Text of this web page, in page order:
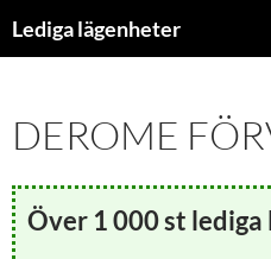
tillLediga lägenheter
DEROME
Över 1 000 st